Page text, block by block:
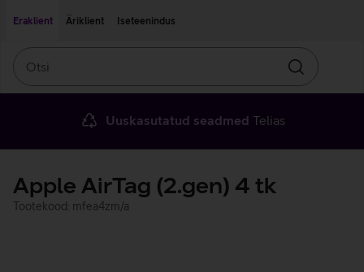
Eraklient
Äriklient Iseteenindus
Otsin
Uuskasutatud seadmed Telias
Apple AirTag (2.gen) 4 tk
Tootekood: mfea4zm/a